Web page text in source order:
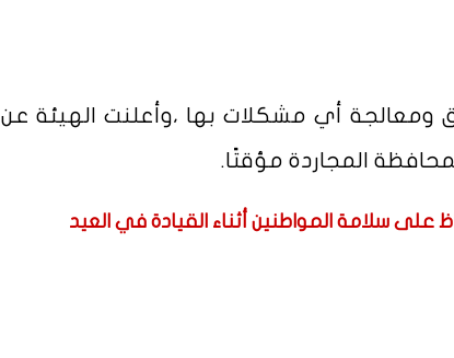
ومعالجة أي مشكلات بها ،وأعلنت الهيئة عن
المجاردة مؤقتًا.
على سلامة المواطنين أثناء القيادة في العيد